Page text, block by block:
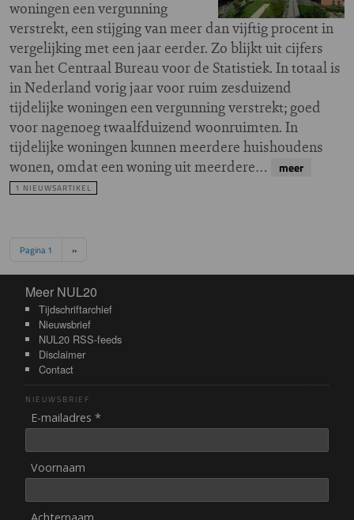
woningen een vergunning
verstrekt, een stijging van meer dan vijftig procent in
vergelijking met een jaar eerder. Zo blijkt uit cijfers
van het Centraal Bureau voor de Statistiek. In totaal is
in Nederland vorig jaar voor ruim zesduizend
tijdelijke woningen een vergunning verstrekt; goed
voor nagenoeg twaalfduizend woonruimten. In
tijdelijke woningen kunnen meerdere huishoudens
wonen, omdat een woning uit meerdere…
meer
1 NIEUWSARTIKEL
Paginering
Pagina 1 Volgende pagina
››
Meer NUL20
Meer NUL20
Tijdschriftarchief
Nieuwsbrief
NUL20 RSS-feeds
Disclaimer
Contact
NIEUWSBRIEF
E-mailadres *
Voornaam